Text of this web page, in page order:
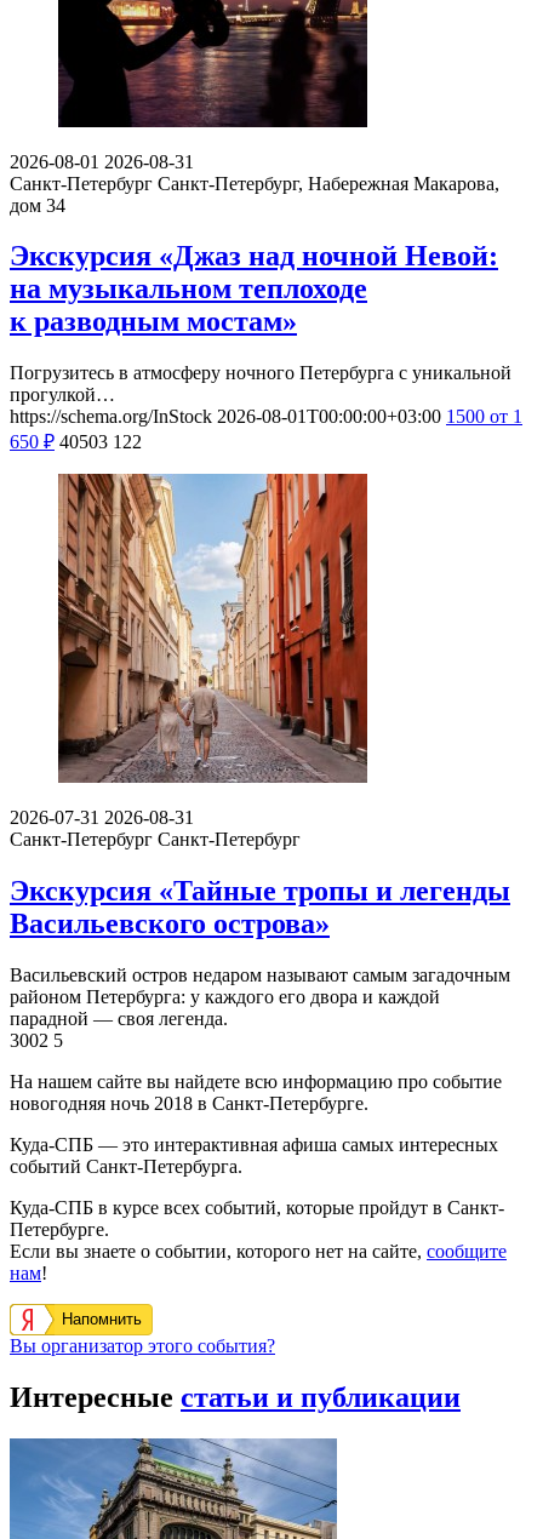
2026-08-01 2026-08-31
Санкт-Петербург Санкт-Петербург, Набережная Макарова,
дом 34
Экскурсия «Джаз над ночной Невой:
на музыкальном теплоходе
к разводным мостам»
Погрузитесь в атмосферу ночного Петербурга с уникальной
прогулкой…
https://schema.org/InStock 2026-08-01T00:00:00+03:00 1500 от 1
650 ₽ 40503 122
2026-07-31 2026-08-31
Санкт-Петербург Санкт-Петербург
Экскурсия «Тайные тропы и легенды
Васильевского острова»
Васильевский остров недаром называют самым загадочным
районом Петербурга: у каждого его двора и каждой
парадной — своя легенда.
3002 5
На нашем сайте вы найдете всю информацию про событие
новогодняя ночь 2018 в Санкт-Петербурге.
Куда-СПБ — это интерактивная афиша самых интересных
событий Санкт-Петербурга.
Куда-СПБ в курсе всех событий, которые пройдут в Санкт-
Петербурге.
Если вы знаете о событии, которого нет на сайте, сообщите
нам!
Напомнить
Вы организатор этого события?
Интересные статьи и публикации